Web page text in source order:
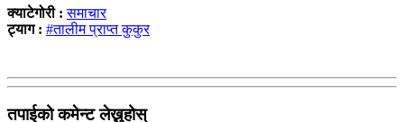
क्याटेगोरी :समाचार
ट्याग : #तालीम प्राप्त कुकुर
तपाईको कमेन्ट लेख्नुहोस्